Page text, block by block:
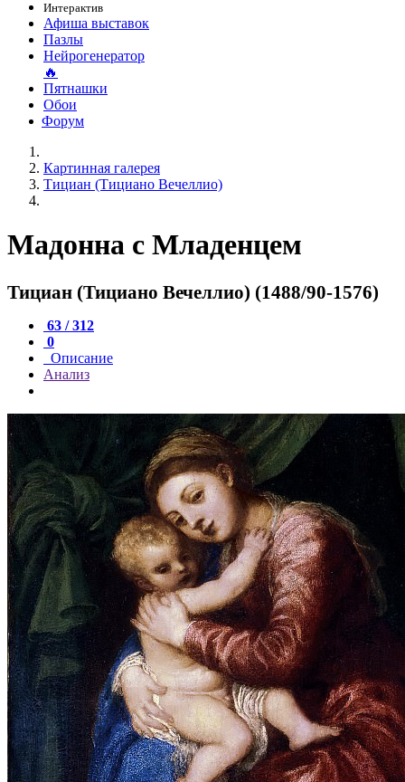
Интерактив
Афиша выставок
Пазлы
Нейрогенератор
🔥
Пятнашки
Обои
Форум
Картинная галерея
Тициан (Тициано Вечеллио)
Мадонна с Младенцем
Тициан (Тициано Вечеллио) (1488/90-1576)
63 / 312
0
Описание
Анализ